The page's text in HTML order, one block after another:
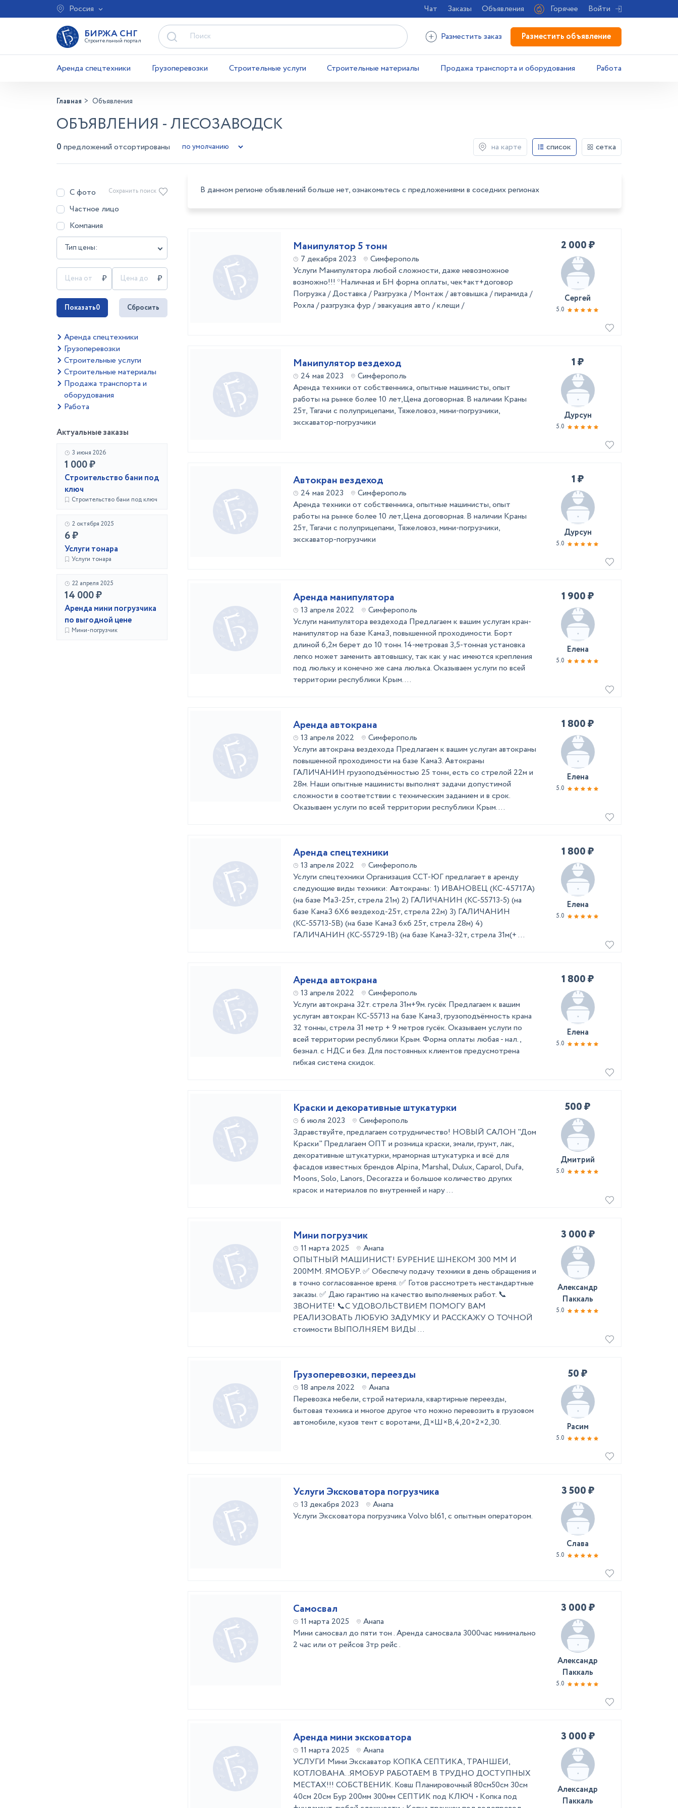
Россия Чат Заказы Объявления Горячее Войти
БИРЖА СНГ
Строительный портал Разместить заказ Разместить объявление
Аренда спецтехники Грузоперевозки Строительные услуги Строительные материалы Продажа транспорта и оборудования Работа
Главная Объявления
ОБЪЯВЛЕНИЯ - ЛЕСОЗАВОДСК
0 предложений отсортированы на карте список сетка
С фото
Частное лицо
Компания
Тип цены:
Сохранить поиск
Показать0 Сбросить
Аренда спецтехники
Грузоперевозки
Строительные услуги
Строительные материалы
Продажа транспорта и
оборудования
Работа
Актуальные заказы
3 июня 2026
1 000 ₽
Строительство бани под
ключ
Строительство бани под ключ
2 октября 2025
6 ₽
Услуги тонара
Услуги тонара
22 апреля 2025
14 000 ₽
Аренда мини погрузчика
по выгодной цене
Мини-погрузчик
В данном регионе объявлений больше нет, ознакомьтесь с предложениями в соседних регионах
Манипулятор 5 тонн
7 декабря 2023
Симферополь
Услуги Манипулятора любой сложности, даже невозможное
возможно!!! *Наличная и БН форма оплаты, чек+акт+договор
Погрузка / Доставка / Разгрузка / Монтаж / автовышка / пирамида /
Рохла / разгрузка фур / эвакуация авто / клещи /
2 000 ₽
Сергей
5.0
Манипулятор вездеход
24 мая 2023
Симферополь
Аренда техники от собственника, опытные машинисты, опыт
работы на рынке более 10 лет,Цена договорная. В наличии Краны
25т, Тягачи с полуприцепами, Тяжеловоз, мини-погрузчики,
экскаватор-погрузчики
1 ₽
Дурсун
5.0
Автокран вездеход
24 мая 2023
Симферополь
Аренда техники от собственника, опытные машинисты, опыт
работы на рынке более 10 лет,Цена договорная. В наличии Краны
25т, Тягачи с полуприцепами, Тяжеловоз, мини-погрузчики,
экскаватор-погрузчики
1 ₽
Дурсун
5.0
Аренда манипулятора
13 апреля 2022
Симферополь
Услуги манипулятора вездехода Предлагаем к вашим услугам кран-
манипулятор на базе КамаЗ, повышенной проходимости. Борт
длиной 6,2м берет до 10 тонн. 14-метровая 3,5-тонная установка
легко может заменить автовышку, так как у нас имеются крепления
под люльку и конечно же сама люлька. Оказываем услуги по всей
территории республики Крым. ...
1 900 ₽
Елена
5.0
Аренда автокрана
13 апреля 2022
Симферополь
Услуги автокрана вездехода Предлагаем к вашим услугам автокраны
повышенной проходимости на базе КамаЗ. Автокраны
ГАЛИЧАНИН грузоподъёмностью 25 тонн, есть со стрелой 22м и
28м. Наши опытные машинисты выполнят задачи допустимой
сложности в соответствии с техническим заданием и в срок.
Оказываем услуги по всей территории республики Крым. ...
1 800 ₽
Елена
5.0
Аренда спецтехники
13 апреля 2022
Симферополь
Услуги спецтехники Организация ССТ-ЮГ предлагает в аренду
следующие виды техники: Автокраны: 1) ИВАНОВЕЦ (КС-45717А)
(на базе МаЗ-25т, стрела 21м) 2) ГАЛИЧАНИН (КС-55713-5) (на
базе КамаЗ 6Х6 вездеход-25т, стрела 22м) 3) ГАЛИЧАНИН
(КС-55713-5В) (на базе КамаЗ 6х6 25т, стрела 28м) 4)
ГАЛИЧАНИН (КС-55729-1В) (на базе КамаЗ-32т, стрела 31м(+ ...
1 800 ₽
Елена
5.0
Аренда автокрана
13 апреля 2022
Симферополь
Услуги автокрана 32т. стрела 31м+9м. гусёк Предлагаем к вашим
услугам автокран КС-55713 на базе КамаЗ, грузоподъёмность крана
32 тонны, стрела 31 метр + 9 метров гусёк. Оказываем услуги по
всей территории республики Крым. Форма оплаты любая - нал.,
безнал. с НДС и без. Для постоянных клиентов предусмотрена
гибкая система скидок.
1 800 ₽
Елена
5.0
Краски и декоративные штукатурки
6 июля 2023
Симферополь
Здравствуйте, предлагаем сотрудничество! НОВЫЙ САЛОН "Дом
Краски" Предлагаем ОПТ и розница краски, эмали, грунт, лак,
декоративные штукатурки, мраморная штукатурка и всё для
фасадов известных брендов Alpina, Marshal, Dulux, Caparol, Dufa,
Moons, Solo, Lanors, Decorazza и большое количество других
красок и материалов по внутренней и нару ...
500 ₽
Дмитрий
5.0
Мини погрузчик
11 марта 2025
Анапа
ОПЫТНЫЙ МАШИНИСТ! БУРЕНИЕ ШНЕКОМ 300 ММ И
200ММ. ЯМОБУР. ✅ Обеспечу подачу техники в день обращения и
в точно согласованное время. ✅ Готов рассмотреть нестандартные
заказы. ✅ Даю гарантию на качество выполняемых работ. 📞
ЗВОНИТЕ! 📞С УДОВОЛЬСТВИЕМ ПОМОГУ ВАМ
РЕАЛИЗОВАТЬ ЛЮБУЮ ЗАДУМКУ И РАССКАЖУ О ТОЧНОЙ
стоимости ВЫПОЛНЯЕМ ВИДЫ ...
3 000 ₽
Александр
Паккаль
5.0
Грузоперевозки, переезды
18 апреля 2022
Анапа
Перевозка мебели, строй материала, квартирные переезды,
бытовая техника и многое другое что можно перевозить в грузовом
автомобиле, кузов тент с воротами, Д×Ш×В,4,20×2×2,30.
50 ₽
Расим
5.0
Услуги Эксковатора погрузчика
13 декабря 2023
Анапа
Услуги Эксковатора погрузчика Volvo bl61, с опытным оператором.
3 500 ₽
Слава
5.0
Самосвал
11 марта 2025
Анапа
Мини самосвал до пяти тон . Аренда самосвала 3000час минимально
2 час или от рейсов 3тр рейс .
3 000 ₽
Александр
Паккаль
5.0
Аренда мини эксковатора
11 марта 2025
Анапа
УСЛУГИ Мини Экскаватор КОПКА СЕПТИКА, ТРАНШЕИ,
КОТЛОВАНА. . ​ ЯМОБУР РАБОТАЕМ В ТРУДНО ДОСТУПНЫХ
МЕСТАХ!!! СОБСТВЕНИК. Ковш Планировочный 80см ​50см 30см
40см 20см Бур 200мм 300мм СЕПТИК под КЛЮЧ • Kопка под
3 000 ₽
Александр
Паккаль